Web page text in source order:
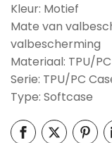
Kleur: Motief
Mate van
valbescherming
Materiaal: TPU/PC
Serie: TPU/PC
Type: Softcase